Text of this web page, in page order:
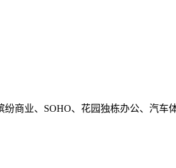
商业、SOHO、花园独栋办公、汽车